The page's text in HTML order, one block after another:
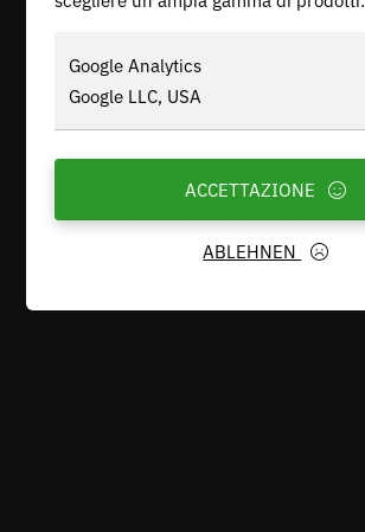
Google Analytics
Google LLC, USA
ABLEHNEN
ACCETTAZIONE